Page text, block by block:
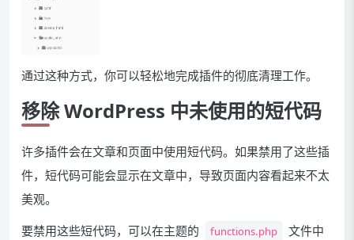
通过这种方式，你可以轻松地完成插件的彻底清理工作。
移除 WordPress 中未使用的短代码
许多插件会在文章和页面中使用短代码。如果禁用了这些插
件，短代码可能会显示在文章中，导致页面内容看起来不太
美观。
要禁用这些短代码，可以在主题的
functions.php
文件中